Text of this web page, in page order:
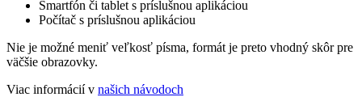
Smartfón či tablet s príslušnou aplikáciou
Počítač s príslušnou aplikáciou
Nie je možné meniť veľkosť písma, formát je preto vhodný skôr pre
väčšie obrazovky.
Viac informácií v našich návodoch